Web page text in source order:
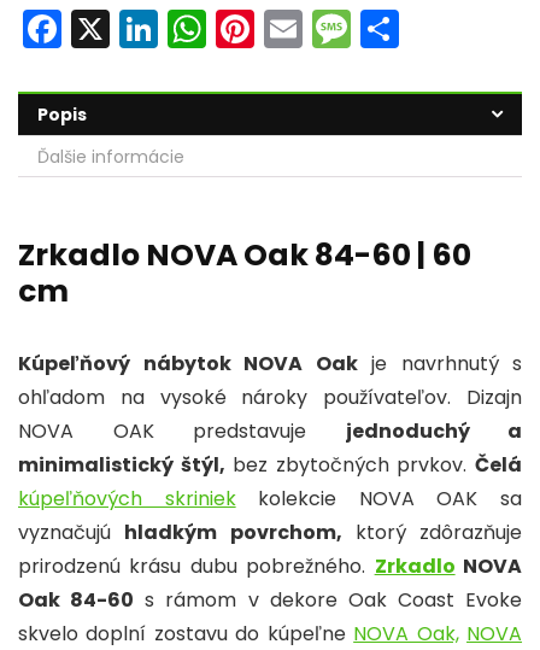
F
a
c
e
b
o
k
X Li
n
k
e
dI
W
h
a
ts
A
p
Pi
nt
er
e
st
E
m
ai
l
M
e
s
s
a
e
ar
e
Popis
Ďalšie informácie
Zrkadlo NOVA Oak 84-60 | 60
cm
Kúpeľňový nábytok NOVA Oakje navrhnutý s
ohľadom na vysoké nároky používateľov. Dizajn
NOVA OAK predstavuje jednoduchý a
minimalistický štýl, bez zbytočných prvkov.Čelá
kúpeľňových skriniekkolekcie NOVA OAK sa
vyznačujú hladkým povrchom, ktorý zdôrazňuje
prirodzenú krásu dubu pobrežného. Zrkadlo NOVA
Oak 84-60 s rámom v dekore Oak Coast Evoke
skvelo doplní zostavu do kúpeľne NOVA Oak, NOVA